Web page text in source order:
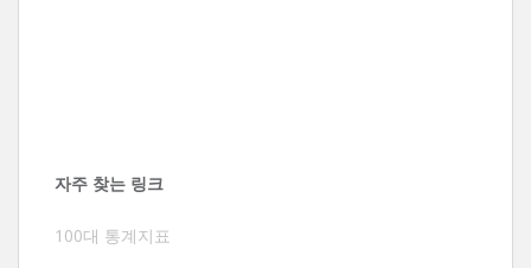
자주 찾는 링크
100대 통계지표